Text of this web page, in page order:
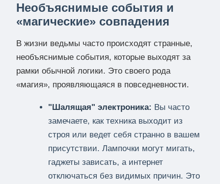
Необъяснимые события и
«магические» совпадения
В жизни ведьмы часто происходят странные,
необъяснимые события, которые выходят за
рамки обычной логики. Это своего рода
«магия», проявляющаяся в повседневности.
"Шалящая" электроника: Вы часто
замечаете, как техника выходит из
строя или ведет себя странно в вашем
присутствии. Лампочки могут мигать,
гаджеты зависать, а интернет
отключаться без видимых причин. Это